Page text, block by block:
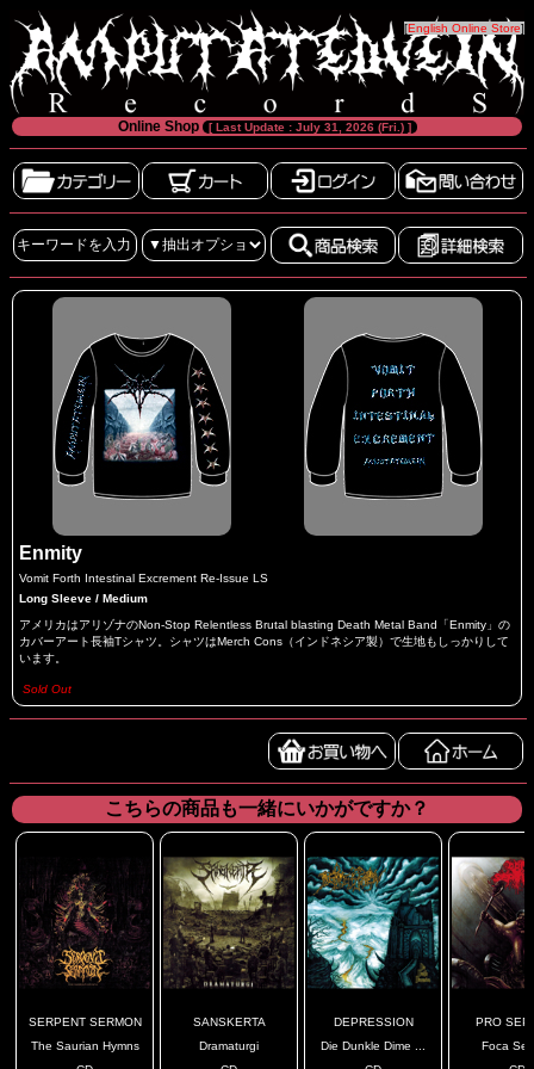
[English Online Store]
Online Shop [ Last Update : July 31, 2026 (Fri.) ]
Enmity
Vomit Forth Intestinal Excrement Re-Issue LS
Long Sleeve / Medium
アメリカはアリゾナのNon-Stop Relentless Brutal blasting Death Metal Band「Enmity」の
カバーアート長袖Tシャツ。シャツはMerch Cons（インドネシア製）で生地もしっかりして
います。
Sold Out
こちらの商品も一緒にいかがですか？
SERPENT SERMON
The Saurian Hymns
SANSKERTA
Dramaturgi
DEPRESSION
Die Dunkle Dime ...
PRO
Foca